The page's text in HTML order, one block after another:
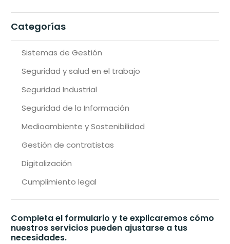
Categorías
Sistemas de Gestión
Seguridad y salud en el trabajo
Seguridad Industrial
Seguridad de la Información
Medioambiente y Sostenibilidad
Gestión de contratistas
Digitalización
Cumplimiento legal
Completa el formulario y te explicaremos cómo
nuestros servicios pueden ajustarse a tus
necesidades.